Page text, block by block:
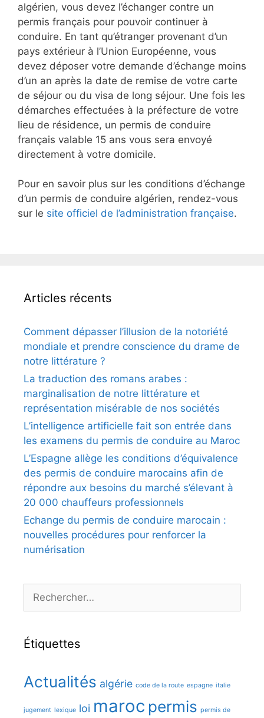
algérien, vous devez l’échanger contre un
permis français pour pouvoir continuer à
conduire. En tant qu’étranger provenant d’un
pays extérieur à l’Union Européenne, vous
devez déposer votre demande d’échange moins
d’un an après la date de remise de votre carte
de séjour ou du visa de long séjour. Une fois les
démarches effectuées à la préfecture de votre
lieu de résidence, un permis de conduire
français valable 15 ans vous sera envoyé
directement à votre domicile.
Pour en savoir plus sur les conditions d’échange
d’un permis de conduire algérien, rendez-vous
sur le site officiel de l’administration française.
Articles récents
Comment dépasser l’illusion de la notoriété
mondiale et prendre conscience du drame de
notre littérature ?
La traduction des romans arabes :
marginalisation de notre littérature et
représentation misérable de nos sociétés
L’intelligence artificielle fait son entrée dans
les examens du permis de conduire au Maroc
L’Espagne allège les conditions d’équivalence
des permis de conduire marocains afin de
répondre aux besoins du marché s’élevant à
20 000 chauffeurs professionnels
Echange du permis de conduire marocain :
nouvelles procédures pour renforcer la
numérisation
Étiquettes
Actualités algérie code de la route espagne italie
jugement lexique loi maroc permis permis de